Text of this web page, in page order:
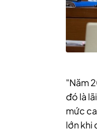
"Năm
đó là
mức
lớn khi